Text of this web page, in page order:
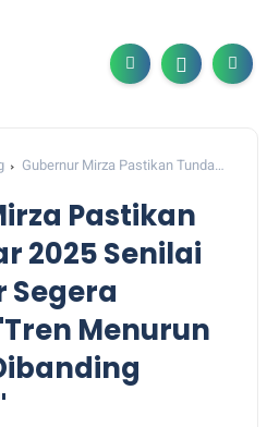
Gubernur Mirza Pastikan Tunda
Lalu"
Pastikan
2025 Senilai
Segera
Menurun